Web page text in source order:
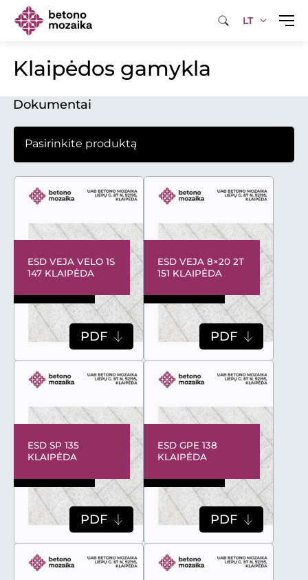
LT
Klaipėdos gamykla
Dokumentai
ESD VEJA VELO 1S
147 KLAIPĖDA
PDF
ESD VEJA 8×20 2T
151 KLAIPĖDA
PDF
ESD SP 135
KLAIPĖDA
PDF
ESD GPE 138
KLAIPĖDA
PDF